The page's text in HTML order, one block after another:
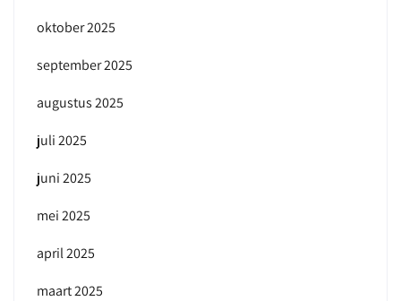
oktober 2025
september 2025
augustus 2025
juli 2025
juni 2025
mei 2025
april 2025
maart 2025